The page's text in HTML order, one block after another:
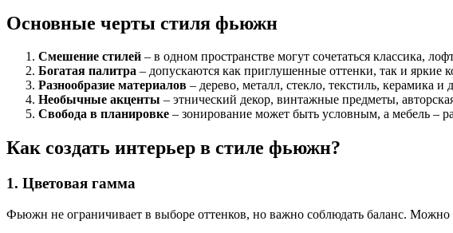
Основные черты стиля фьюжн
Смешение стилей – в одном пространстве могут сочетаться классика,
Богатая палитра – допускаются как приглушенные оттенки, так и яркие
Разнообразие материалов – дерево, металл, стекло, текстиль, керамика
Необычные акценты – этнический декор, винтажные предметы,
Свобода в планировке – зонирование может быть условным, а мебель –
Как создать интерьер в стиле фьюжн?
1. Цветовая гамма
Фьюжн не ограничивает в выборе оттенков, но важно соблюдать баланс. Можно